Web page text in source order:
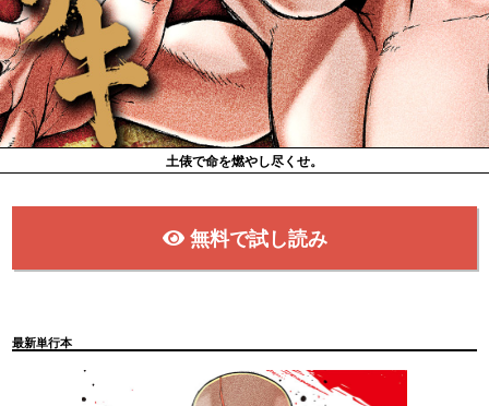
土俵で命を燃やし尽くせ。
無料で試し読み
最新単行本